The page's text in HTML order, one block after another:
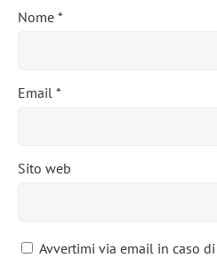
Nome *
Email *
Sito web
Avvertimi via email in caso